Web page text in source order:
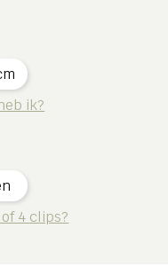
ik?
4 clips?